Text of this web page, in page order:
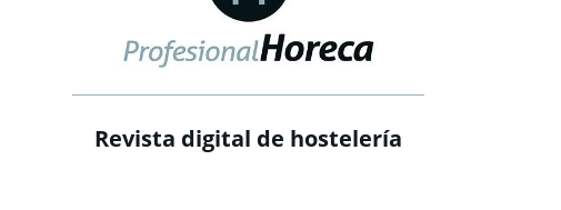
Revista digital de hostelería